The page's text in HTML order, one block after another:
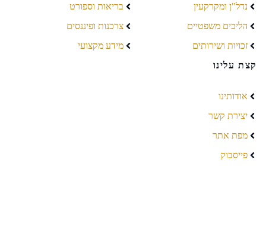
נדל"ן ומקרקעין
הליכים משפטיים
זכויות ושירותים
בריאות וספורט
צרכנות ופיננסים
מידע מקצועי
קצת עלינו
אודותינו
יצירת קשר
מפת אתר
פייסבוק